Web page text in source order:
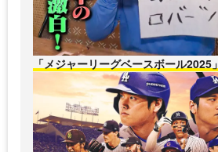
「メジャーリーグベースボール2025」